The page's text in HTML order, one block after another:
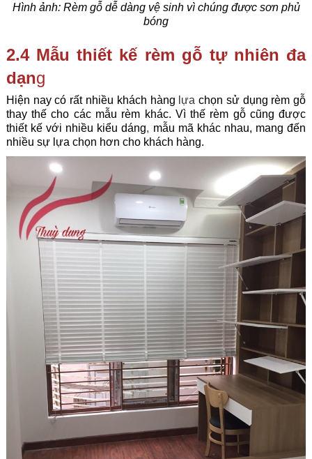
Hình ảnh: Rèm gỗ dễ dàng vệ sinh vì chúng được sơn phủ
bóng
2.4 Mẫu thiết kế rèm gỗ tự nhiên đa
dạng
Hiện nay có rất nhiều khách hàng lựa chọn sử dụng rèm gỗ
thay thế cho các mẫu rèm khác. Vì thế rèm gỗ cũng được
thiết kế với nhiều kiểu dáng, mẫu mã khác nhau, mang đến
nhiều sự lựa chọn hơn cho khách hàng.